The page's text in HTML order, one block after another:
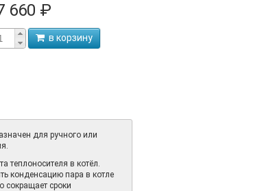
660 ₽
в корзину
для ручного или
теплоносителя в котёл.
конденсацию пара в котле
сокращает сроки